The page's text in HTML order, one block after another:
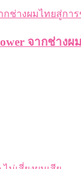
จากช่างผ